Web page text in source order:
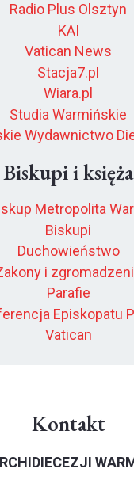
Radio Plus Olsztyn
KAI
Vatican News
Stacja7.pl
Wiara.pl
Studia Warmińskie
Wydawnictwo
Biskupi i księża
Metropolita
Biskupi
Duchowieństwo
i
Parafie
Episkopatu
Vatican
Kontakt